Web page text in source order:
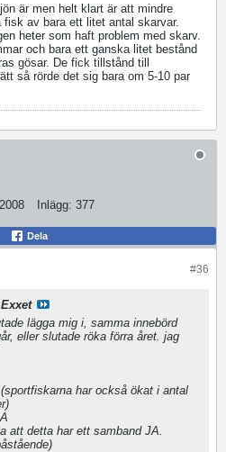
är men helt klart är att mindre
av bara ett litet antal skarvar.
heter som haft problem med skarv.
och bara ett ganska litet bestånd
gösar. De fick tillstånd till
så rörde det sig bara om 5-10 par
Inlägg: 377
Dela
#36
Exxet
lägga mig i, samma innebörd
eller slutade röka förra året. jag
har också ökat i antal
att detta har ett samband JA.